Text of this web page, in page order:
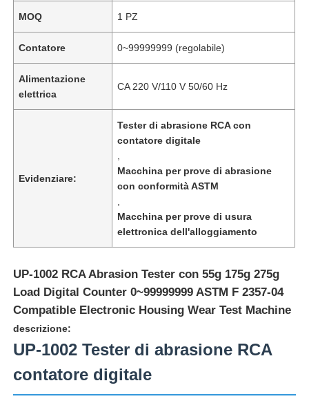
Prodotti
MOQ 1 PZ
Contatore 0~99999999 (regolabile)
Alimentazione
elettrica
CA 220 V/110 V 50/60 Hz
Evidenziare:
Tester di abrasione RCA con
contatore digitale
Macchina per prove di abrasione
con conformità ASTM
Macchina per prove di usura
elettronica dell'alloggiamento
UP-1002 RCA Abrasion Tester con 55g 175g 275g
Load Digital Counter 0~99999999 ASTM F 2357-04
Compatible Electronic Housing Wear Test Machine
descrizione:
UP-1002 Tester di abrasione RCA
contatore digitale